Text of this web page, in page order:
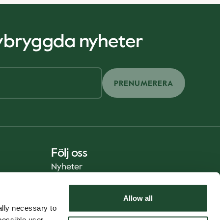
necessary to
Allow all
nyheter
PRENUMERERA
Följ oss
Nyheter